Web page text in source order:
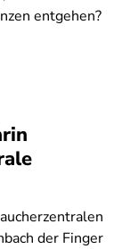
entgehen?
der Finger